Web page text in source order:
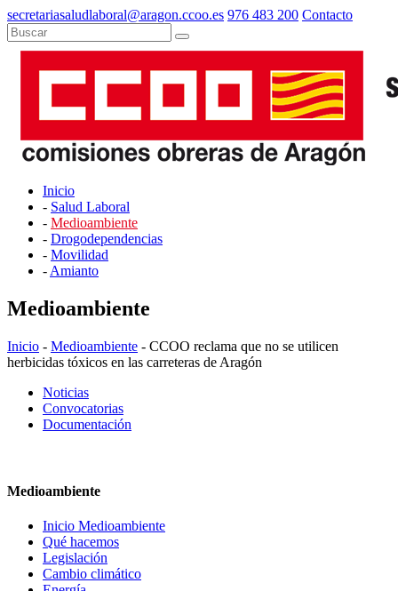
secretariasaludlaboral@aragon.ccoo.es 976 483 200 Contacto
Inicio
- Salud Laboral
- Medioambiente
- Drogodependencias
- Movilidad
- Amianto
Medioambiente
Inicio - Medioambiente - CCOO reclama que no se utilicen
herbicidas tóxicos en las carreteras de Aragón
Noticias
Convocatorias
Documentación
Medioambiente
Inicio Medioambiente
Qué hacemos
Legislación
Cambio climático